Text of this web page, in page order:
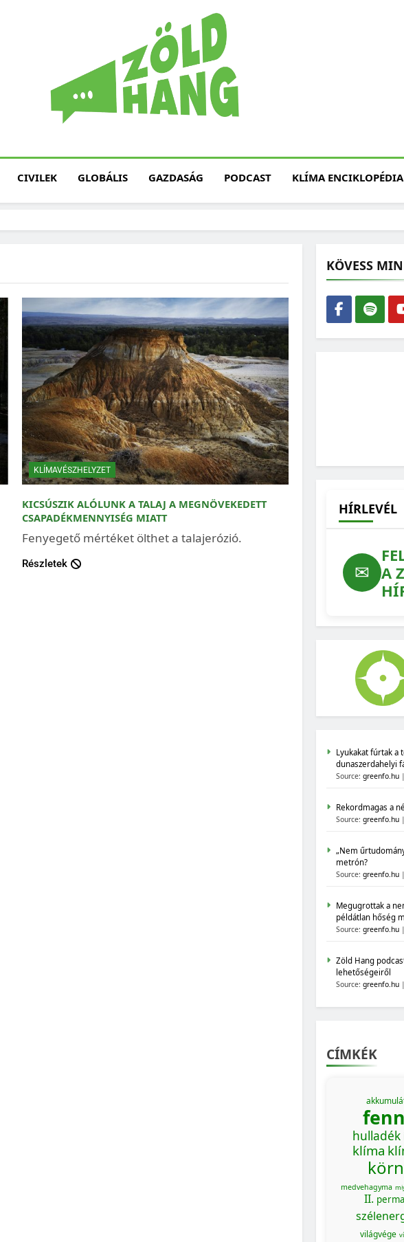
Fenntarthatóság,
CIVILEK GLOBÁLIS GAZDASÁG PODCAST KLÍMA ENCIKLOPÉDIA
KLÍMAVÉSZHELYZET
KICSÚSZIK ALÓLUNK A TALAJ A MEGNÖVEKEDETT
CSAPADÉKMENNYISÉG MIATT
Fenyegető mértéket ölthet a talajerózió.
Részletek
KÖVESS
HÍRLEVÉL
✉
A
Lyukakat fúrtak a
dunaszerdahelyi
Source:greenfo.hu
Rekordmagas a
Source:greenfo.hu
„Nem
metrón?
Source:greenfo.hu
Megugrottak a
példátlan hőség
Source:greenfo.hu
Zöld Hang
lehetőségeiről
Source:greenfo.hu
CÍMKÉK
hulladék
klíma
medvehagyma
II.
világvége